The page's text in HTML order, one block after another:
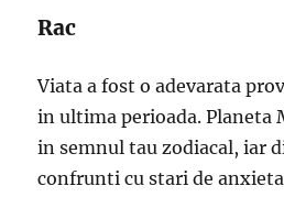
Rac
Viata a fost o adevarata
in ultima perioada. Planeta
in semnul tau zodiacal, iar
confrunti cu stari de